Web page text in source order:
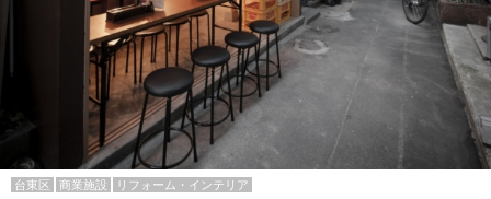
台東区 商業施設 リフォーム・インテリア